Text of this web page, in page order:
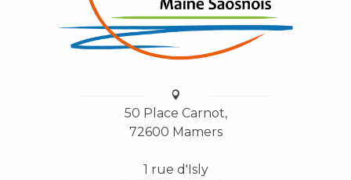
50 Place Carnot,
72600 Mamers
1 rue d'Isly